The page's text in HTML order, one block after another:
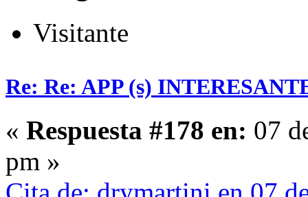
Visitante
Re: Re: APP (s)
« Respuesta #178 en: 07
pm »